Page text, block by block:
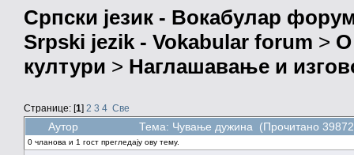
Српски језик - Вокабулар
Srpski jezik - Vokabular forum > О
култури > Наглашавање и
Странице: [1] 2 3 4 Све
Аутор Тема: Чување дужина (Прочитано 39872
0 чланова и 1 гост прегледају ову тему.